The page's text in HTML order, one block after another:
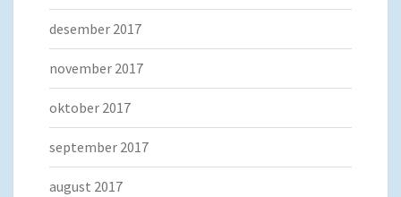
desember 2017
november 2017
oktober 2017
september 2017
august 2017